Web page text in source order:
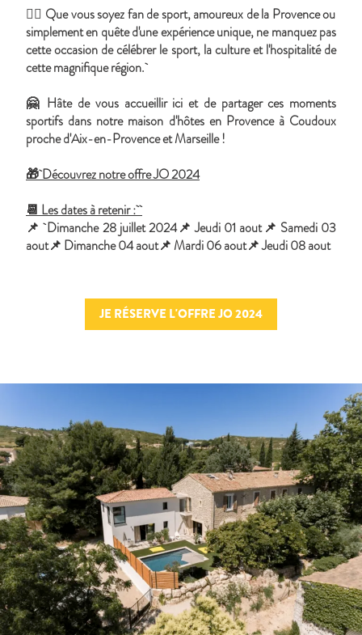
👉🏼 Que vous soyez fan de sport, amoureux de la Provence ou
simplement en quête d'une expérience unique, ne manquez pas
cette occasion de célébrer le sport, la culture et l'hospitalité de
cette magnifique région.
🤗 Hâte de vous accueillir ici et de partager ces moments
sportifs dans notre maison d'hôtes en Provence à Coudoux
proche d'Aix-en-Provence et Marseille !
🎁Découvrez notre offre JO 2024
📆 Les dates à retenir :
📌 Dimanche 28 juillet 2024📌 Jeudi 01 aout📌 Samedi 03
aout📌 Dimanche 04 aout📌 Mardi 06 aout📌 Jeudi 08 aout
JE RÉSERVE L'OFFRE JO 2024